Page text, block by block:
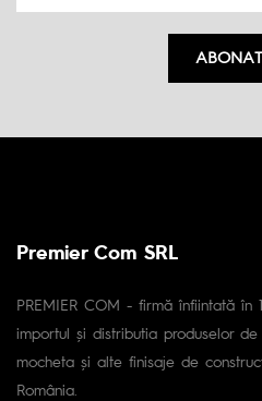
Premier Com SRL
PREMIER COM - firmă înfiintată în
importul și distributia produselor
mocheta și alte finisaje de
România.